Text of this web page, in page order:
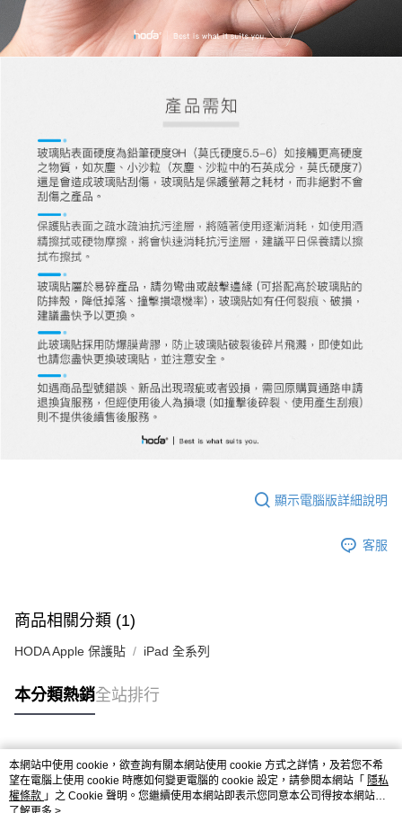
顯示電腦版詳細說明
客服
商品相關分類 (1)
HODA Apple 保護貼 iPad 全系列
本分類熱銷全站排行
熱門標籤
本網站中使用 cookie，欲查詢有關本網站使用 cookie 方式之詳情，及若您不希
望在電腦上使用 cookie 時應如何變更電腦的 cookie 設定，請參閱本網站「 隱私
權條款 」之 Cookie 聲明。您繼續使用本網站即表示您同意本公司得按本網站使